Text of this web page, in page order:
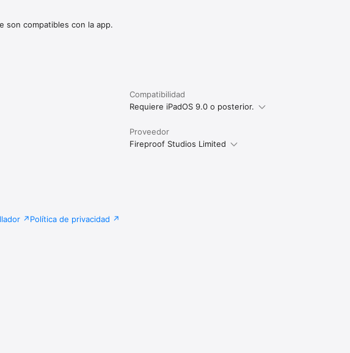
son compatibles con la app.
Compatibilidad
Requiere iPadOS 9.0 o posterior.
Proveedor
Fireproof Studios Limited
Política de privacidad